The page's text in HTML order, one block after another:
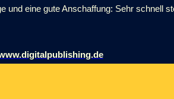
und eine gute Anschaffung: Sehr schnell